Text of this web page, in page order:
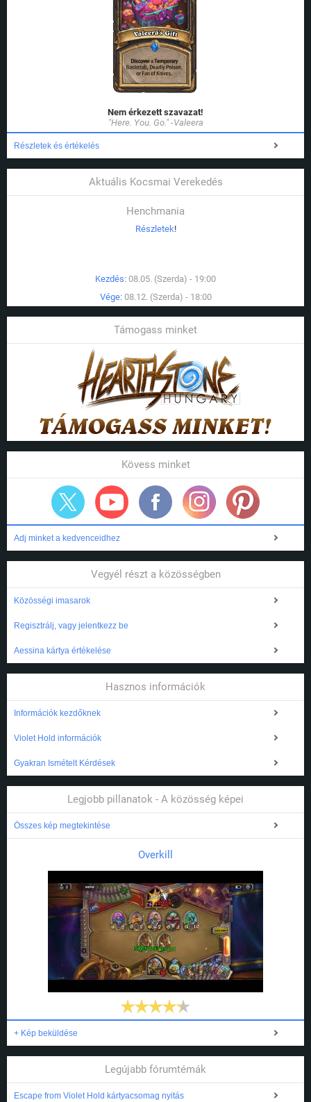
Nem érkezett szavazat!
"Here. You. Go." -Valeera
Részletek és értékelés
Aktuális Kocsmai Verekedés
Henchmania
Részletek!
Kezdés: 08.05. (Szerda) - 19:00
Vége: 08.12. (Szerda) - 18:00
Támogass minket
Kövess minket
Adj minket a kedvenceidhez
Vegyél részt a közösségben
Közösségi imasarok
Regisztrálj, vagy jelentkezz be
Aessina kártya értékelése
Hasznos információk
Információk kezdőknek
Violet Hold információk
Gyakran Ismételt Kérdések
Legjobb pillanatok - A közösség képei
Összes kép megtekintése
Overkill
+ Kép beküldése
Legújabb fórumtémák
Escape from Violet Hold kártyacsomag nyitás